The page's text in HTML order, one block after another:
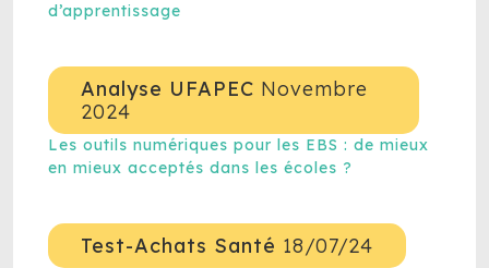
d’apprentissage
Analyse UFAPEC Novembre
2024
Les outils numériques pour les EBS : de mieux
en mieux acceptés dans les écoles ?
Test-Achats Santé 18/07/24